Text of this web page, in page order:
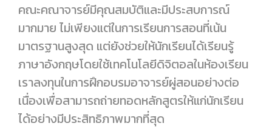
คณะคณาจารย์มีคุณสมบัติและมีประสบการณ์
มากมาย ไม่เพียงแต่ในการเรียนการสอนที่เน้น
มาตรฐานสูงสุด แต่ยังช่วยให้นักเรียนได้เรียนรู้
ภาษาอังกฤษโดยใช้เทคโนโลยีดิจิตอลในห้องเรียน
เราลงทุนในการฝึกอบรมอาจารย์ผู่สอนอย่างต่อ
เนื่องเพื่อสามารถถ่ายทอดหลักสูตรให้แก่นักเรียน
ได้อย่างมีประสิทธิภาพมากที่สุด